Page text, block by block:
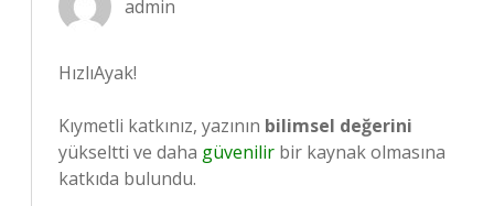
admin
HızlıAyak!
Kıymetli katkınız, yazının bilimsel değerini
yükseltti ve daha güvenilir bir kaynak olmasına
katkıda bulundu.